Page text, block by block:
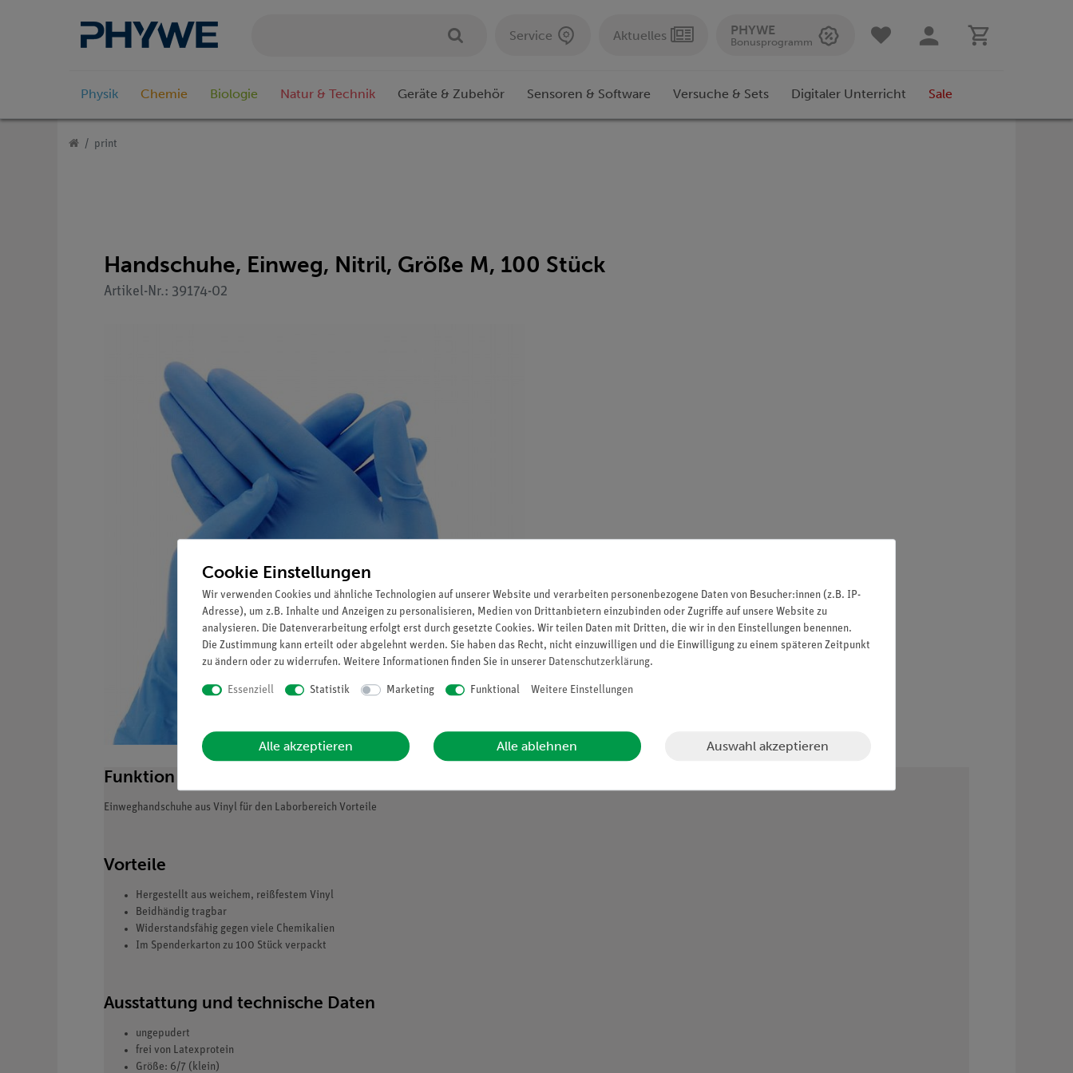
Service Aktuelles PHYWE
Bonusprogramm
Physik Chemie Biologie Natur & Technik Geräte & Zubehör Sensoren & Software Versuche & Sets Digitaler Unterricht Sale
print
Handschuhe, Einweg, Nitril, Größe M, 100 Stück
Artikel-Nr.: 39174-02
Funktion und Verwendung
Einweghandschuhe aus Vinyl für den Laborbereich Vorteile
Vorteile
Hergestellt aus weichem, reißfestem Vinyl
Beidhändig tragbar
Widerstandsfähig gegen viele Chemikalien
Im Spenderkarton zu 100 Stück verpackt
Ausstattung und technische Daten
ungepudert
frei von Latexprotein
Größe: 6/7 (klein)
Cookie Einstellungen
Wir verwenden Cookies und ähnliche Technologien auf unserer Website und verarbeiten personenbezogene Daten von Besucher:innen (z.B. IP-
Adresse), um z.B. Inhalte und Anzeigen zu personalisieren, Medien von Drittanbietern einzubinden oder Zugriffe auf unsere Website zu
analysieren. Die Datenverarbeitung erfolgt erst durch gesetzte Cookies. Wir teilen Daten mit Dritten, die wir in den Einstellungen benennen.
Die Zustimmung kann erteilt oder abgelehnt werden. Sie haben das Recht, nicht einzuwilligen und die Einwilligung zu einem späteren Zeitpunkt
zu ändern oder zu widerrufen. Weitere Informationen finden Sie in unserer Daten­schutz­erklärung.
Essenziell Statistik Marketing Funktional Weitere Einstellungen
Alle akzeptieren Alle ablehnen Auswahl akzeptieren